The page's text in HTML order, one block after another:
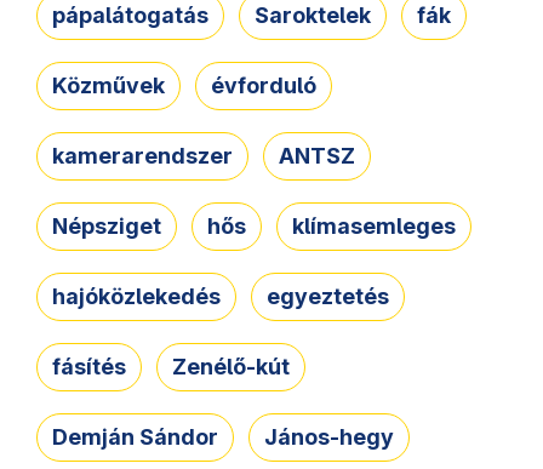
pápalátogatás Saroktelek fák
Közművek évforduló
kamerarendszer ANTSZ
Népsziget hős klímasemleges
hajóközlekedés egyeztetés
fásítés Zenélő-kút
Demján Sándor János-hegy